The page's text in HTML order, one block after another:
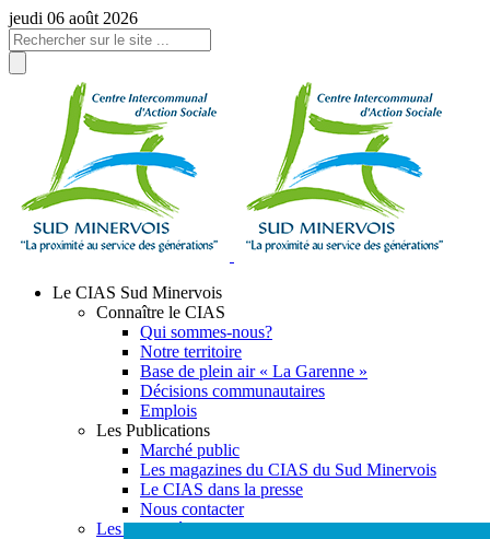
Panneau de gestion des cookies
jeudi 06 août 2026
Le CIAS Sud Minervois
Connaître le CIAS
Qui sommes-nous?
Notre territoire
Base de plein air « La Garenne »
Décisions communautaires
Emplois
Les Publications
Marché public
Les magazines du CIAS du Sud Minervois
Le CIAS dans la presse
Nous contacter
Les actualités du CIAS